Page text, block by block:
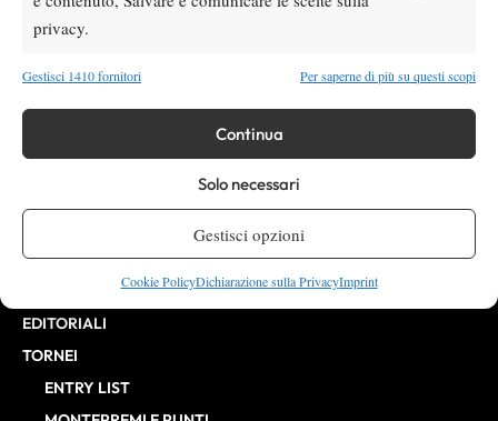
privacy.
Gestisci 1410 fornitori Per saperne di più su questi scopi
Continua
Solo necessari
Gestisci opzioni
Cookie PolicyDichiarazione sulla PrivacyImprint
ENTRY LIST
CHALLENGER
BILLIE JEAN KING CUP
ATP FINALS
EDITORIALI
TORNEI
ENTRY LIST